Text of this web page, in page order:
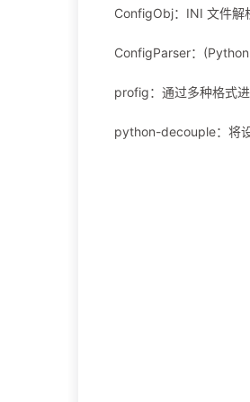
ConfigObj：INI 文件解
ConfigParser：(Python
profig：通过多种格式
python-decouple：将